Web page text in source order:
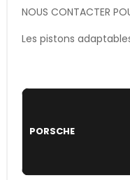
NOUS CONTACTER
Les pistons
PORSCHE